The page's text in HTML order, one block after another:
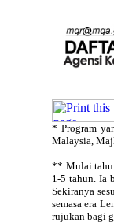
* Program
Malaysia,
** Mulai
1-5 tahun. Ia
Sekiranya
semasa era
rujukan bagi